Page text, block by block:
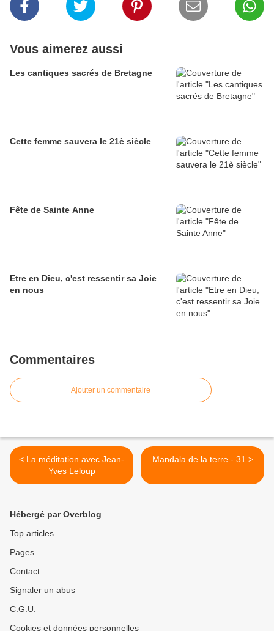
Vous aimerez aussi
Les cantiques sacrés de Bretagne
Cette femme sauvera le 21è siècle
Fête de Sainte Anne
Etre en Dieu, c'est ressentir sa Joie
en nous
Commentaires
Ajouter un commentaire
< La méditation avec Jean-
Yves Leloup
Mandala de la terre - 31 >
Hébergé par Overblog
Top articles
Pages
Contact
Signaler un abus
C.G.U.
Cookies et données personnelles